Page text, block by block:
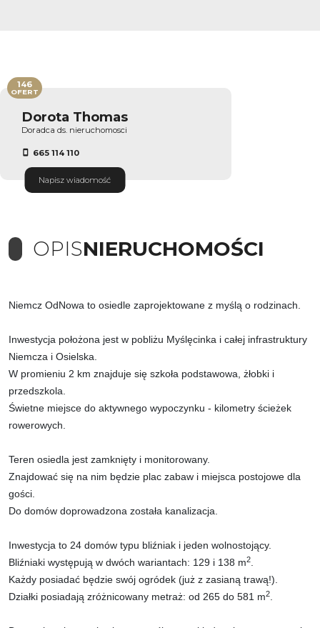
Dorota Thomas
Doradca ds. nieruchomosci
665 114 110
Napisz wiadomość
146
OFERT
OPISNIERUCHOMOŚCI
Niemcz OdNowa to osiedle zaprojektowane z myślą o rodzinach.
Inwestycja położona jest w pobliżu Myślęcinka i całej infrastruktury
Niemcza i Osielska.
W promieniu 2 km znajduje się szkoła podstawowa, żłobki i
przedszkola.
Świetne miejsce do aktywnego wypoczynku - kilometry ścieżek
rowerowych.
Teren osiedla jest zamknięty i monitorowany.
Znajdować się na nim będzie plac zabaw i miejsca postojowe dla
gości.
Do domów doprowadzona została kanalizacja.
Inwestycja to 24 domów typu bliźniak i jeden wolnostojący.
Bliźniaki występują w dwóch wariantach: 129 i 138 m2
Każdy posiadać będzie swój ogródek (już z zasianą trawą!).
Działki posiadają zróżnicowany metraż: od 265 do 581 m2